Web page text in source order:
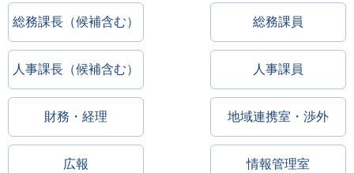
総務課長（候補含む） 総務課員
人事課長（候補含む） 人事課員
財務・経理 地域連携室・渉外
広報 情報管理室